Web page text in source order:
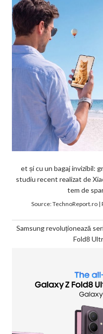
et și cu un bagaj invizibil:
studiu recent realizat de
tem de
Source:TechnoReport.ro|
Samsung revoluționează
Fold8